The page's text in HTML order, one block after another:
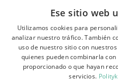
Términos y condiciones
Sobre la tienda
Ese sitio web
Utilizamos cookies para
analizar nuestro tráfico. También
uso de nuestro sitio con
quienes pueden combinarla
proporcionado o que hayan
servicios.